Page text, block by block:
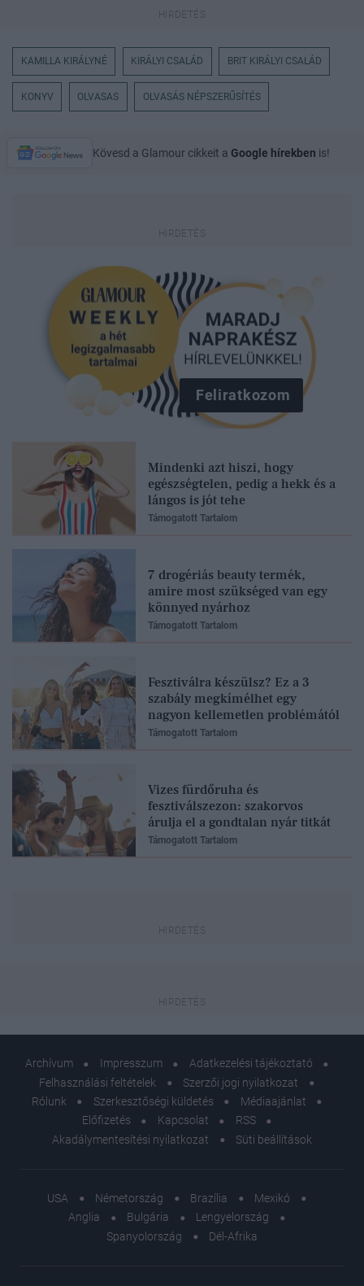
KAMILLA KIRÁLYNÉ KIRÁLYI CSALÁD BRIT KIRÁLYI CSALÁD
KONYV OLVASAS OLVASÁS NÉPSZERŰSÍTÉS
Kövesd a Glamour cikkeit a Google hírekben is!
Feliratkozom
Mindenki azt hiszi, hogy
egészségtelen, pedig a hekk és a
lángos is jót tehe
Támogatott Tartalom
7 drogériás beauty termék,
amire most szükséged van egy
könnyed nyárhoz
Támogatott Tartalom
Fesztiválra készülsz? Ez a 3
szabály megkímélhet egy
nagyon kellemetlen problémától
Támogatott Tartalom
Vizes fürdőruha és
fesztiválszezon: szakorvos
árulja el a gondtalan nyár titkát
Támogatott Tartalom
Archívum Impresszum
Adatkezelési tájékoztató
Felhasználási feltételek
Szerzői jogi nyilatkozat
Rólunk
Szerkesztőségi küldetés
Médiaajánlat
Előfizetés
Kapcsolat
RSS
Akadálymentesítési nyilatkozat
Süti beállítások
USA Németország Brazília
Mexikó
Anglia
Bulgária
Lengyelország
Spanyolország
Dél-Afrika